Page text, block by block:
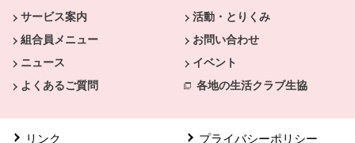
サービス案内
活動・とりくみ
組合員メニュー
お問い合わせ
ニュース
イベント
よくあるご質問
各地の生活クラブ生協
リンク
プライバシーポリシー